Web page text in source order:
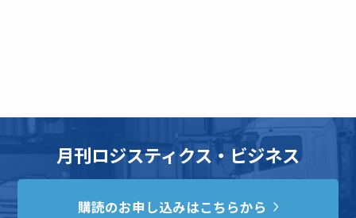
月刊ロジスティクス・ビジネス
購読のお申し込みはこちらから